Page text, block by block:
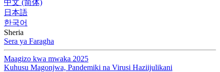
中文 (简体)
日本語
한국어
Sheria
Sera ya Faragha
Maagizo kwa mwaka 2025
Kuhusu Magonjwa, Pandemiki na Virusi Haziijulikani